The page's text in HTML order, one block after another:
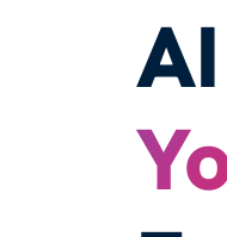
AI